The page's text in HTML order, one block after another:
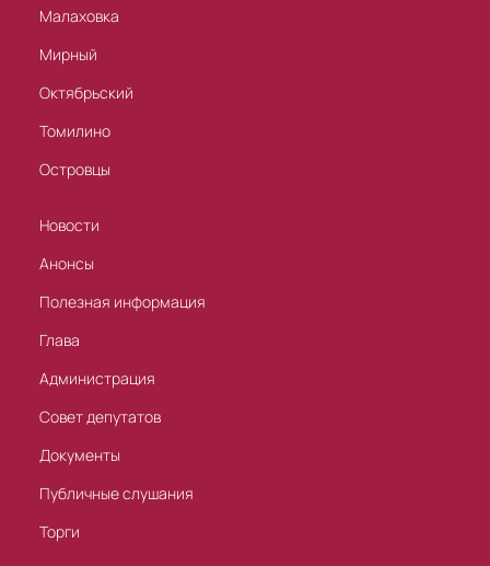
Малаховка
Мирный
Октябрьский
Томилино
Островцы
Новости
Анонсы
Полезная информация
Глава
Администрация
Совет депутатов
Документы
Публичные слушания
Торги